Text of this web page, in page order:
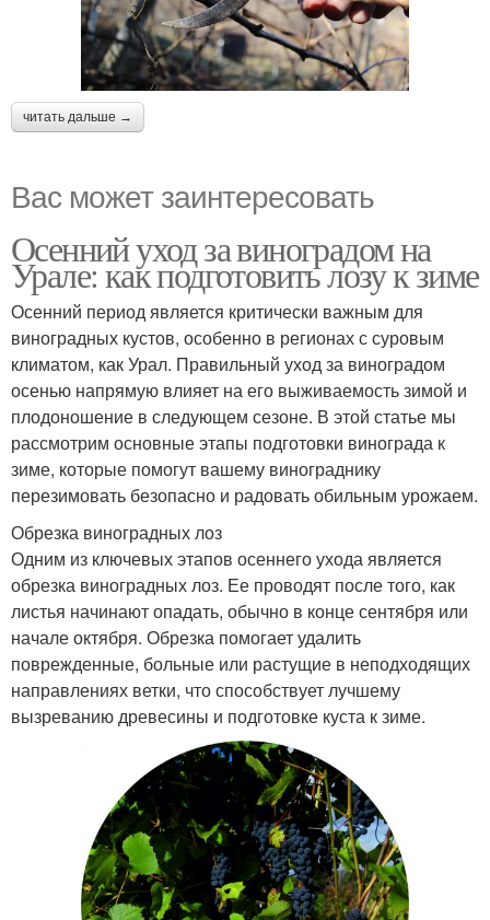
читать дальше →
Вас может заинтересовать
Осенний уход за виноградом на
Урале: как подготовить лозу к зиме
Осенний период является критически важным для
виноградных кустов, особенно в регионах с суровым
климатом, как Урал. Правильный уход за виноградом
осенью напрямую влияет на его выживаемость зимой и
плодоношение в следующем сезоне. В этой статье мы
рассмотрим основные этапы подготовки винограда к
зиме, которые помогут вашему винограднику
перезимовать безопасно и радовать обильным урожаем.
Обрезка виноградных лоз
Одним из ключевых этапов осеннего ухода является
обрезка виноградных лоз. Ее проводят после того, как
листья начинают опадать, обычно в конце сентября или
начале октября. Обрезка помогает удалить
поврежденные, больные или растущие в неподходящих
направлениях ветки, что способствует лучшему
вызреванию древесины и подготовке куста к зиме.